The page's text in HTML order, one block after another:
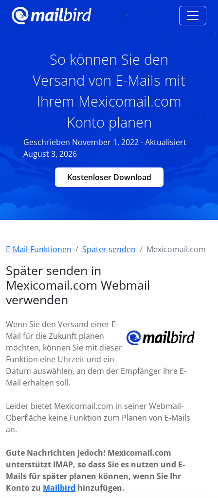
So können Sie den
Versand von E-Mails mit
Ihrem Mexicomail.com
Konto planen
Geschrieben November 1, 2022 - Aktualisiert
August 3, 2026
Kostenloser Download
E-Mail-Funktionen Später senden Mexicomail.com
Später senden in
Mexicomail.com Webmail
verwenden
Wenn Sie den Versand einer E-
Mail für die Zukunft planen
möchten, können Sie mit dieser
Funktion eine Uhrzeit und ein
Datum auswählen, an dem der Empfänger Ihre E-
Mail erhalten soll.
Leider bietet Mexicomail.com in seiner Webmail-
Oberfläche keine Funktion zum Planen von E-Mails
an.
Gute Nachrichten jedoch! Mexicomail.com
unterstützt IMAP, so dass Sie es nutzen und E-
Mails für später planen können, wenn Sie Ihr
Konto zu Mailbird hinzufügen.